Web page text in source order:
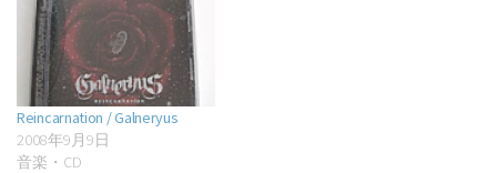
Reincarnation / Galneryus
2008年9月9日
音楽・CD